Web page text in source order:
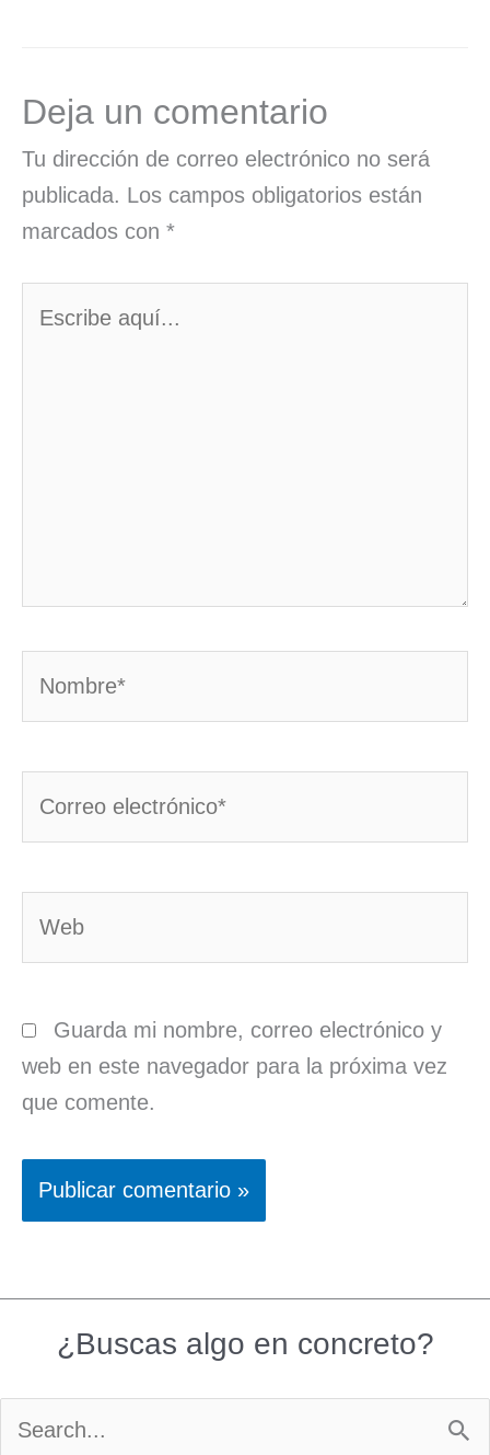
Deja un comentario
Tu dirección de correo electrónico no será
publicada. Los campos obligatorios están
marcados con *
Guarda mi nombre, correo electrónico y
web en este navegador para la próxima vez
que comente.
¿Buscas algo en concreto?